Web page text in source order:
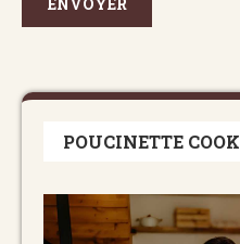
POUCINETTE COOK